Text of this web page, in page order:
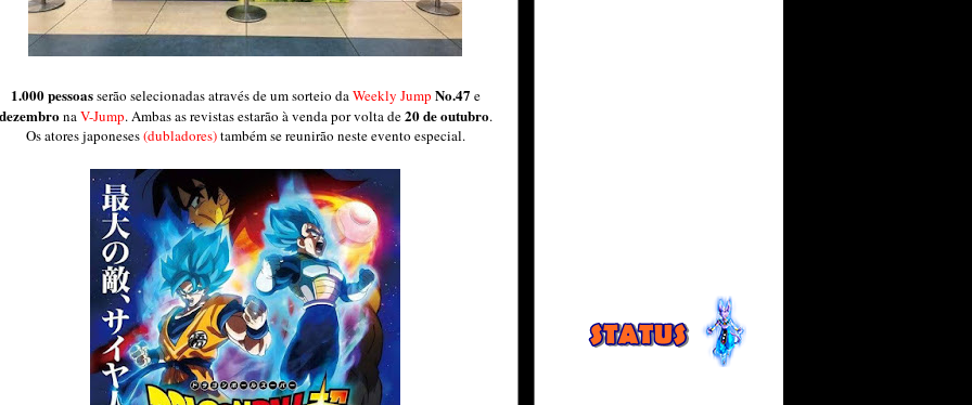
1.000 pessoasserão selecionadas através de um sorteio da Weekly Jump No.47 e
na V-Jump. Ambas as revistas estarão à venda por volta de20 de outubro.
Os atores japoneses(dubladores)também se reunirão neste evento especial.